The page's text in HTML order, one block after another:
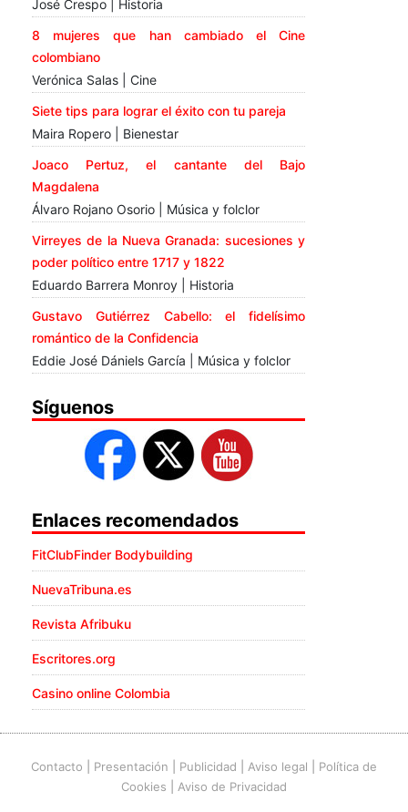
José Crespo | Historia
8 mujeres que han cambiado el Cine
colombiano
Verónica Salas | Cine
Siete tips para lograr el éxito con tu pareja
Maira Ropero | Bienestar
Joaco Pertuz, el cantante del Bajo
Magdalena
Álvaro Rojano Osorio | Música y folclor
Virreyes de la Nueva Granada: sucesiones y
poder político entre 1717 y 1822
Eduardo Barrera Monroy | Historia
Gustavo Gutiérrez Cabello: el fidelísimo
romántico de la Confidencia
Eddie José Dániels García | Música y folclor
Síguenos
Enlaces recomendados
FitClubFinder Bodybuilding
NuevaTribuna.es
Revista Afribuku
Escritores.org
Casino online Colombia
Contacto Presentación Publicidad Aviso legal
Política de
Cookies
Aviso de Privacidad